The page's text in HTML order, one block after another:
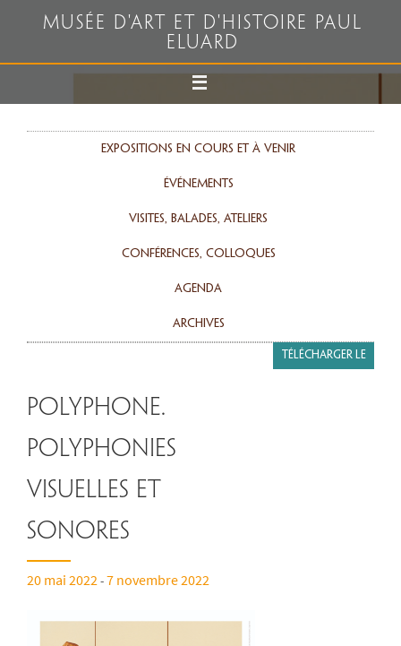
Musée d'art et d'histoire Paul
Eluard
Expositions en cours et à venir
événements
Visites, balades, ateliers
Conférences, colloques
Télécharger le
agenda
Archives
Polyphone.
Polyphonies
visuelles et
sonores
20 mai 2022-7 novembre 2022